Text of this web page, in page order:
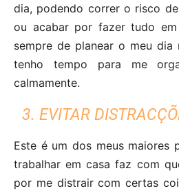
dia, podendo correr o risco
ou acabar por fazer tudo
sempre de planear o meu dia
tenho tempo para me
calmamente.
3. EVITAR
Este é um dos meus maiores
trabalhar em casa faz com
por me distrair com certas